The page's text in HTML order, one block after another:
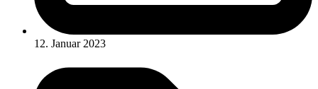
12. Januar 2023